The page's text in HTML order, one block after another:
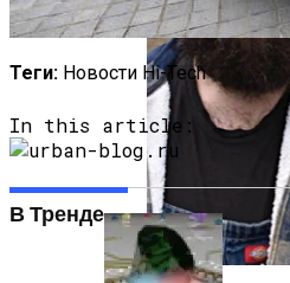
Теги: Новости Hi-Tech
In this article:
В Тренде